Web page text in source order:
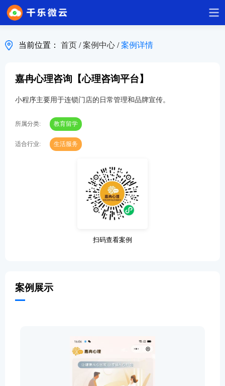
当前位置： 首页 /案例中心 /案例详情
嘉冉心理咨询【心理咨询平台】
小程序主要用于连锁门店的日常管理和品牌宣传。
所属分类: 教育留学
适合行业: 生活服务
扫码查看案例
案例展示